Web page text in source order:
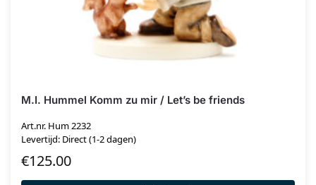
M.I. Hummel Komm zu mir / Let’s be friends
Art.nr. Hum 2232
Levertijd: Direct (1-2 dagen)
€125.00